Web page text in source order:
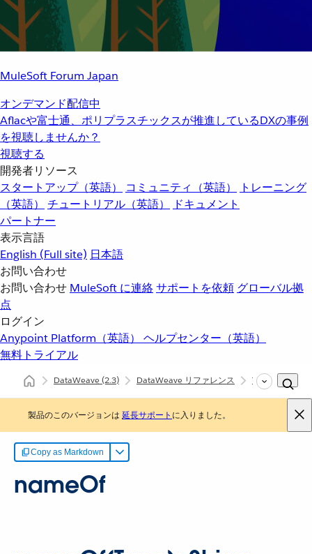
MuleSoft Forum Japan
オンデマンド配信中
Aflacや富士通、ポリプラスチックスが推進しているDXの事例
を視聴しませんか？
視聴する
開発者リソース
スタートアップ（英語）
コミュニティ（英語）
トレーニング
（英語）
チュートリアル（英語）
ドキュメント
パートナー
表示言語
English (Full site) 日本語
お問い合わせ
お問い合わせ MuleSoft に連絡サポートを依頼 グローバル拠
点
ログイン
Anypoint Platform（英語） ヘルプセンター（英語）
無料トライアル
DataWeave(2.3) DataWeave リファレンス Types
製品のこのバージョンは 延長サポート に入りました。
Copy as Markdown
nameOf